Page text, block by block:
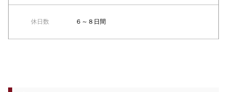
休日数 ６～８日間